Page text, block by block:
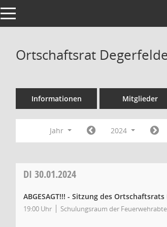
Toggle navigation
Ortschaftsrat
Informationen Mitglieder
Jahr 2024
DI 30.01.2024
ABGESAGT!!! - Sitzung des
19:00 Uhr Schulungsraum der